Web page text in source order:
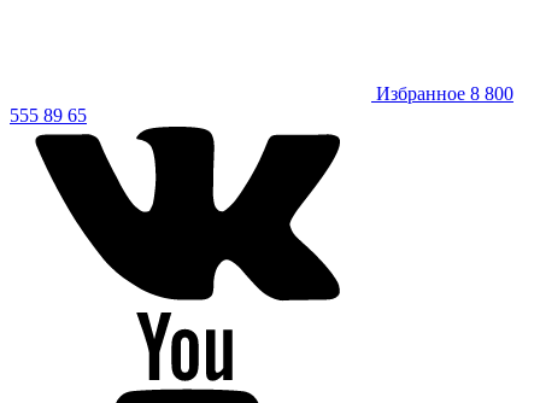
Избранное 8 800
555 89 65